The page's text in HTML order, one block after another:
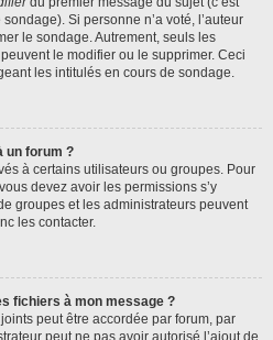
Si personne n’a voté, l’auteur
le sondage. Autrement, seuls les
le modifier ou le supprimer. Ceci
les intitulés en cours de sondage.
un forum ?
à certains utilisateurs ou groupes. Pour
devez avoir les permissions s’y
groupes et les administrateurs peuvent
les contacter.
fichiers à mon message ?
peut être accordée par forum, par
peut ne pas avoir autorisé l’ajout de